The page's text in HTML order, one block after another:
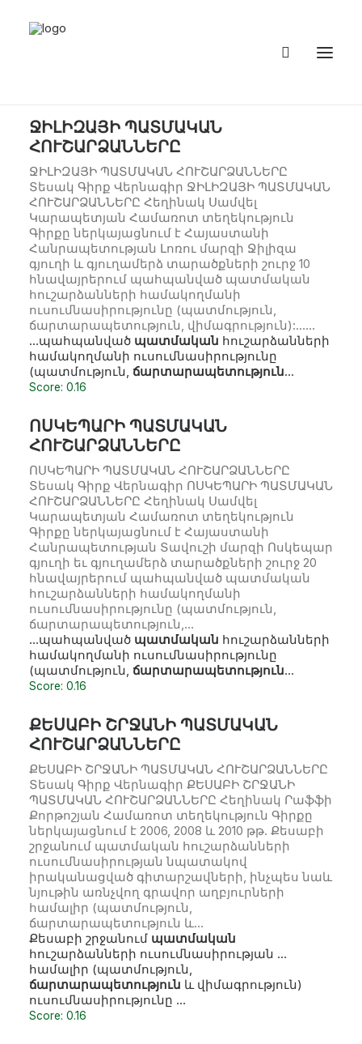
ՋԻԼԻԶԱՅԻ ՊԱՏՄԱԿԱՆ
ՀՈՒՇԱՐՁԱՆՆԵՐԸ
ՋԻԼԻԶԱՅԻ ՊԱՏՄԱԿԱՆ ՀՈՒՇԱՐՁԱՆՆԵՐԸ
Տեսակ Գիրք Վերնագիր ՋԻԼԻԶԱՅԻ ՊԱՏՄԱԿԱՆ
ՀՈՒՇԱՐՁԱՆՆԵՐԸ Հեղինակ Սամվել
Կարապետյան Համառոտ տեղեկություն
Գիրքը ներկայացնում է Հայաստանի
Հանրապետության Լոռու մարզի Ջիլիզա
գյուղի և գյուղամերձ տարածքների շուրջ 10
հնավայրերում պահպանված պատմական
հուշարձանների համակողմանի
ուսումնասիրությունը (պատմություն,
ճարտարապետություն, վիմագրություն):……
…պահպանված պատմական հուշարձանների
համակողմանի ուսումնասիրությունը
(պատմություն, ճարտարապետություն…
Score: 0.16
ՈՍԿԵՊԱՐԻ ՊԱՏՄԱԿԱՆ
ՀՈՒՇԱՐՁԱՆՆԵՐԸ
ՈՍԿԵՊԱՐԻ ՊԱՏՄԱԿԱՆ ՀՈՒՇԱՐՁԱՆՆԵՐԸ
Տեսակ Գիրք Վերնագիր ՈՍԿԵՊԱՐԻ ՊԱՏՄԱԿԱՆ
ՀՈՒՇԱՐՁԱՆՆԵՐԸ Հեղինակ Սամվել
Կարապետյան Համառոտ տեղեկություն
Գիրքը ներկայացնում է Հայաստանի
Հանրապետության Տավուշի մարզի Ոսկեպար
գյուղի եւ գյուղամերձ տարածքների շուրջ 20
հնավայրերում պահպանված պատմական
հուշարձանների համակողմանի
ուսումնասիրությունը (պատմություն,
ճարտարապետություն,…
…պահպանված պատմական հուշարձանների
համակողմանի ուսումնասիրությունը
(պատմություն, ճարտարապետություն…
Score: 0.16
ՔԵՍԱԲԻ ՇՐՋԱՆԻ ՊԱՏՄԱԿԱՆ
ՀՈՒՇԱՐՁԱՆՆԵՐԸ
ՔԵՍԱԲԻ ՇՐՋԱՆԻ ՊԱՏՄԱԿԱՆ ՀՈՒՇԱՐՁԱՆՆԵՐԸ
Տեսակ Գիրք Վերնագիր ՔԵՍԱԲԻ ՇՐՋԱՆԻ
ՊԱՏՄԱԿԱՆ ՀՈՒՇԱՐՁԱՆՆԵՐԸ Հեղինակ Րաֆֆի
Քորթոշյան Համառոտ տեղեկություն Գիրքը
ներկայացնում է 2006, 2008 և 2010 թթ. Քեսաբի
շրջանում պատմական հուշարձանների
ուսումնասիրության նպատակով
իրականացված գիտարշավների, ինչպես նաև
նյութին առնչվող գրավոր աղբյուրների
համալիր (պատմություն,
ճարտարապետություն և…
Քեսաբի շրջանում պատմական
հուշարձանների ուսումնասիրության …
համալիր (պատմություն,
ճարտարապետություն և վիմագրություն)
ուսումնասիրությունը …
Score: 0.16